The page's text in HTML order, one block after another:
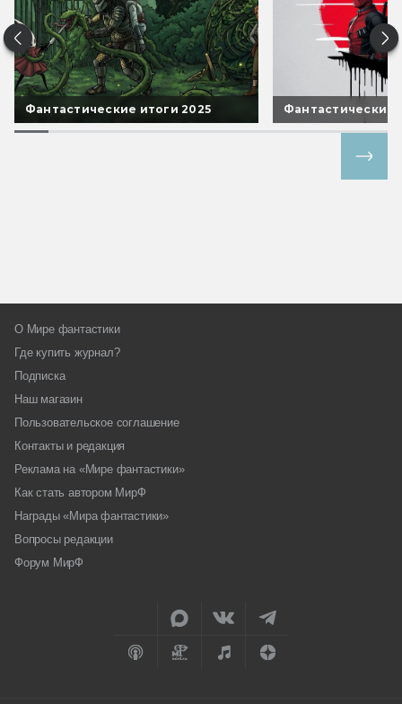
Фантастические итоги 2025 Фантастические
О Мире фантастики
Где купить журнал?
Подписка
Наш магазин
Пользовательское соглашение
Контакты и редакция
Реклама на «Мире фантастики»
Как стать автором МирФ
Награды «Мира фантастики»
Вопросы редакции
Форум МирФ